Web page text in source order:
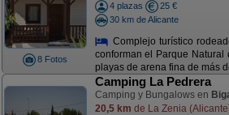
8 Fotos
4 plazas
25 €
30 km de Alicante
Complejo turístico
conforman el Parque
playas de arena fina de más
Camping La Pedrera
Camping y Bungalows en
20,5 km de La Zenia